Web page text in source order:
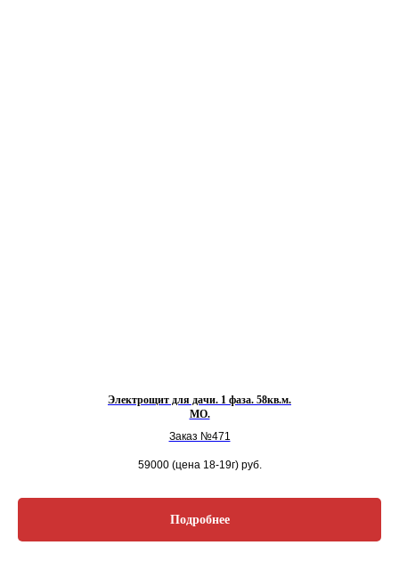
Электрощит для дачи. 1 фаза. 58кв.м.
МО.
Заказ №471
59000 (цена 18-19г) руб.
Подробнее